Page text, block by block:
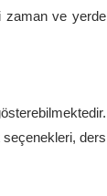
zaman ve yerde
ders